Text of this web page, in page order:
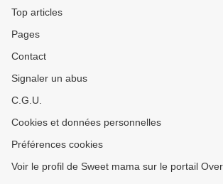
Top articles
Pages
Contact
Signaler un abus
C.G.U.
Cookies et données personnelles
Préférences cookies
Voir le profil de Sweet mama sur le portail